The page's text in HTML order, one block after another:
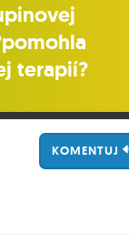
terapií?
KOMENTUJ